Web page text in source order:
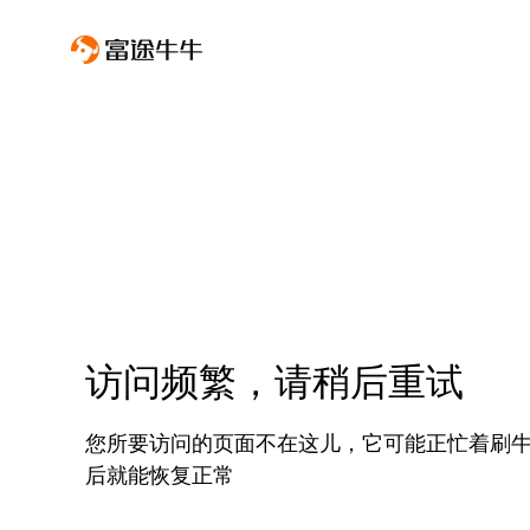
访问频繁，请稍后重试
您所要访问的页面不在这儿，它可能正忙着刷
后就能恢复正常